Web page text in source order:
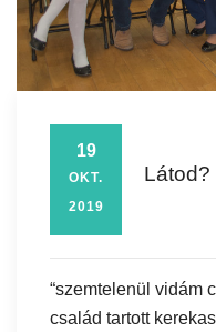
19
OKT.
2019
“szemtelenül vidám
család tartott